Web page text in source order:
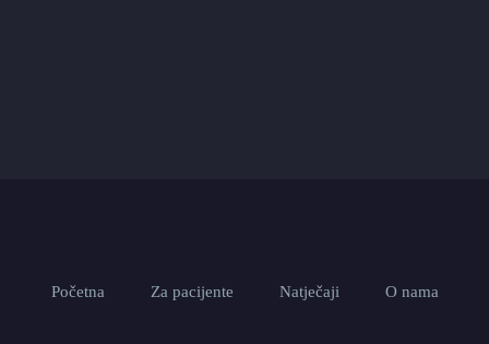
Početna Za pacijente Natječaji O nama